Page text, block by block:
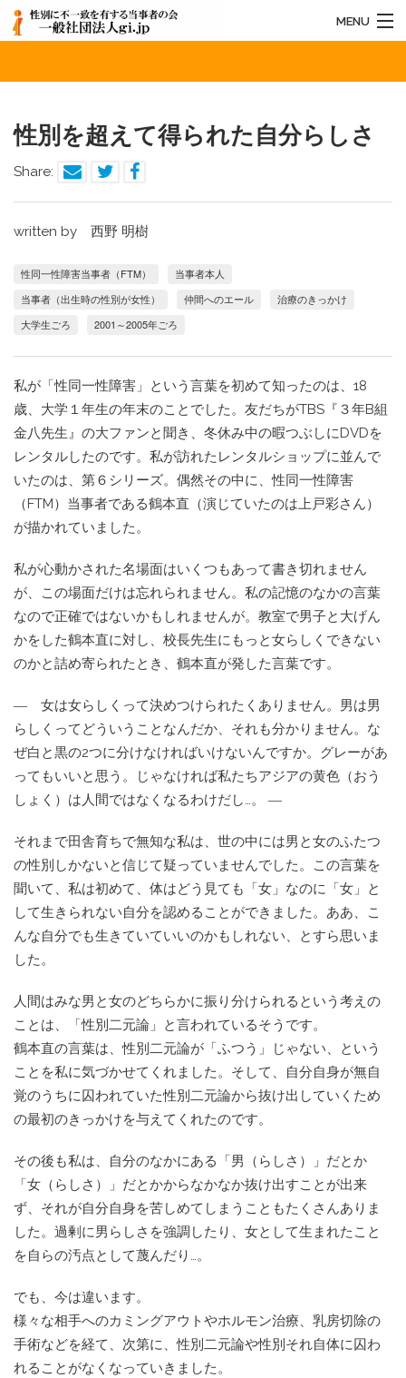
MENU
お知らせ
活動内容
性別を超えて得られた自分らしさ
Share:
written by 西野 明樹
性同一性障害当事者（FTM）
当事者本人
当事者（出生時の性別が女性）
仲間へのエール
治療のきっかけ
大学生ごろ
2001～2005年ごろ
私が「性同一性障害」という言葉を初めて知ったのは、18
歳、大学１年生の年末のことでした。友だちがTBS『３年B組
金八先生』の大ファンと聞き、冬休み中の暇つぶしにDVDを
レンタルしたのです。私が訪れたレンタルショップに並んで
いたのは、第６シリーズ。偶然その中に、性同一性障害
（FTM）当事者である鶴本直（演じていたのは上戸彩さん）
が描かれていました。
私が心動かされた名場面はいくつもあって書き切れません
が、この場面だけは忘れられません。私の記憶のなかの言葉
なので正確ではないかもしれませんが。教室で男子と大げん
かをした鶴本直に対し、校長先生にもっと女らしくできない
のかと詰め寄られたとき、鶴本直が発した言葉です。
― 女は女らしくって決めつけられたくありません。男は男
らしくってどういうことなんだか、それも分かりません。な
ぜ白と黒の2つに分けなければいけないんですか。グレーがあ
ってもいいと思う。じゃなければ私たちアジアの黄色（おう
しょく）は人間ではなくなるわけだし…。 ―
それまで田舎育ちで無知な私は、世の中には男と女のふたつ
の性別しかないと信じて疑っていませんでした。この言葉を
聞いて、私は初めて、体はどう見ても「女」なのに「女」と
して生きられない自分を認めることができました。ああ、こ
んな自分でも生きていていいのかもしれない、とすら思いま
した。
人間はみな男と女のどちらかに振り分けられるという考えの
ことは、「性別二元論」と言われているそうです。
鶴本直の言葉は、性別二元論が「ふつう」じゃない、という
ことを私に気づかせてくれました。そして、自分自身が無自
覚のうちに囚われていた性別二元論から抜け出していくため
の最初のきっかけを与えてくれたのです。
その後も私は、自分のなかにある「男（らしさ）」だとか
「女（らしさ）」だとかからなかなか抜け出すことが出来
ず、それが自分自身を苦しめてしまうこともたくさんありま
した。過剰に男らしさを強調したり、女として生まれたこと
を自らの汚点として蔑んだり…。
でも、今は違います。
様々な相手へのカミングアウトやホルモン治療、乳房切除の
手術などを経て、次第に、性別二元論や性別それ自体に囚わ
れることがなくなっていきました。